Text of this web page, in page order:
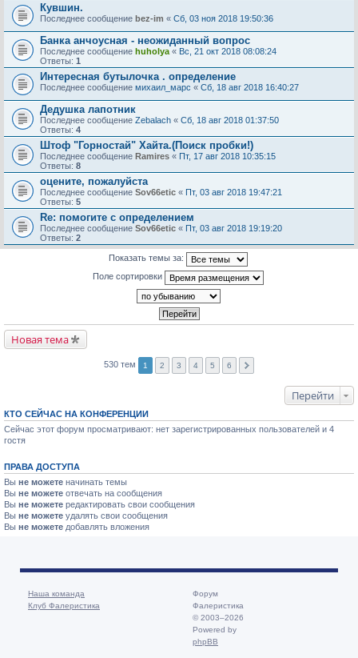
Кувшин.
Последнее сообщение bez-im « Сб, 03 ноя 2018 19:50:36
Банка анчоусная - неожиданный вопрос
Последнее сообщение huholya « Вс, 21 окт 2018 08:08:24
Ответы: 1
Интересная бутылочка . определение
Последнее сообщение михаил_марс « Сб, 18 авг 2018 16:40:27
Дедушка лапотник
Последнее сообщение Zebalach « Сб, 18 авг 2018 01:37:50
Ответы: 4
Штоф "Горностай" Хайта.(Поиск пробки!)
Последнее сообщение Ramires « Пт, 17 авг 2018 10:35:15
Ответы: 8
оцените, пожалуйста
Последнее сообщение Sov66etic « Пт, 03 авг 2018 19:47:21
Ответы: 5
Re: помогите с определением
Последнее сообщение Sov66etic « Пт, 03 авг 2018 19:19:20
Ответы: 2
Показать темы за:
Поле сортировки
Новая тема
530 тем 1 2 3 4 5 6
Перейти
КТО СЕЙЧАС НА КОНФЕРЕНЦИИ
Сейчас этот форум просматривают: нет зарегистрированных пользователей и 4
гостя
ПРАВА ДОСТУПА
Вы не можете начинать темы
Вы не можете отвечать на сообщения
Вы не можете редактировать свои сообщения
Вы не можете удалять свои сообщения
Вы не можете добавлять вложения
Наша команда
Клуб Фалеристика
Форум
Фалеристика
© 2003–2026
Powered by
phpBB